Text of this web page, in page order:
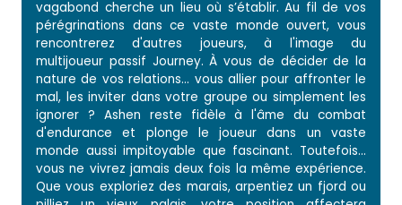
vagabond cherche un lieu où s’établir. Au fil de vos
pérégrinations dans ce vaste monde ouvert, vous
rencontrerez d'autres joueurs, à l'image du
multijoueur passif Journey. À vous de décider de la
nature de vos relations... vous allier pour affronter le
mal, les inviter dans votre groupe ou simplement les
ignorer ? Ashen reste fidèle à l'âme du combat
d'endurance et plonge le joueur dans un vaste
monde aussi impitoyable que fascinant. Toutefois...
vous ne vivrez jamais deux fois la même expérience.
Que vous exploriez des marais, arpentiez un fjord ou